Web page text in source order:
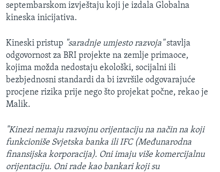
septembarskom izvještaju koji je izdala Globalna
kineska inicijativa.
Kineski pristup "saradnje umjesto razvoja"stavlja
odgovornost za BRI projekte na zemlje primaoce,
kojima možda nedostaju ekološki, socijalni ili
bezbjednosni standardi da bi izvršile odgovarajuće
procjene rizika prije nego što projekat počne, rekao je
Malik.
"Kinezi nemaju razvojnu orijentaciju na način na koji
funkcioniše Svjetska banka ili IFC (Međunarodna
finansijska korporacija). Oni imaju više komercijalnu
orijentaciju. Oni rade kao bankari koji su